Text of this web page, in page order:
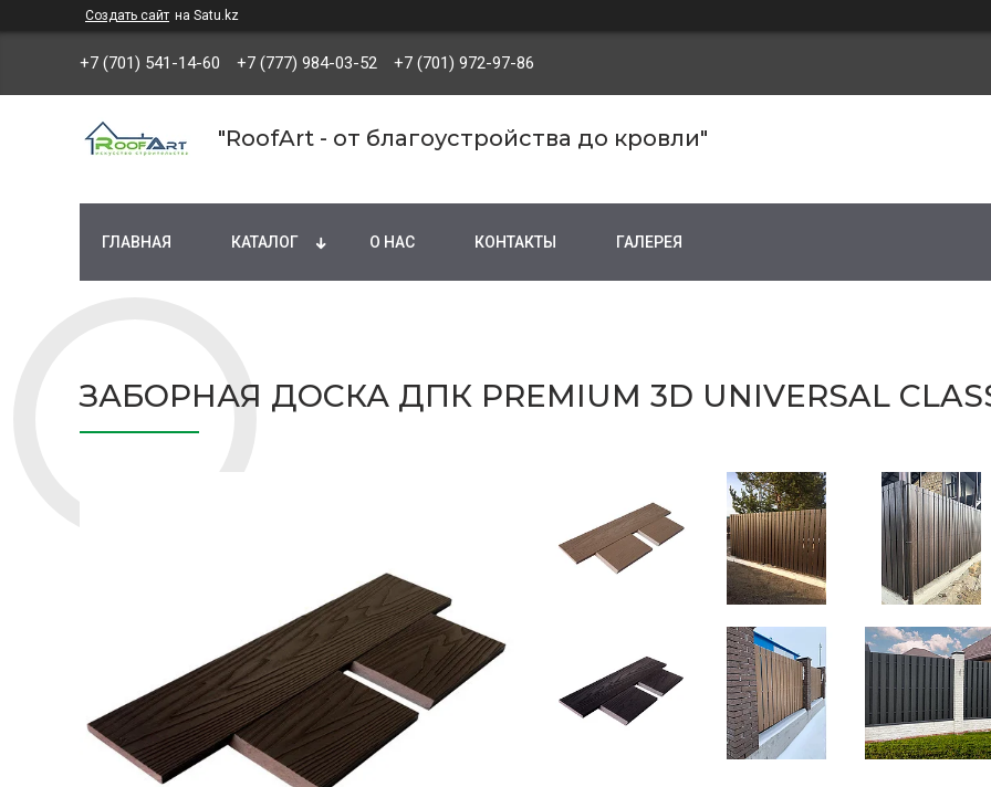
Создать сайт на Satu.kz
+7 (701) 541-14-60 +7 (777) 984-03-52 +7 (701) 972-97-86
"RoofArt - от благоустройства до кровли"
ГЛАВНАЯ КАТАЛОГ О НАС КОНТАКТЫ ГАЛЕРЕЯ
ЗАБОРНАЯ ДОСКА ДПК PREMIUM 3D UNIVERSAL